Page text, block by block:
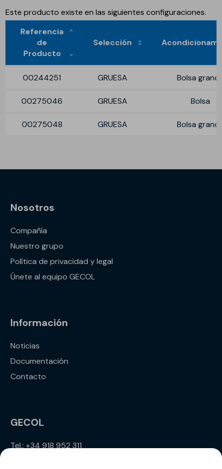
Este producto existe en las siguientes configuraciones.
Referencia
de
Producto
Selección
00244251 GRUESA Bolsa
00275046 GRUESA Bolsa
00275048 GRUESA Bolsa
Nosotros
Compañía
Nuestro grupo
Política de privacidad y legal
Únete al equipo GECOL
Información
Noticias
Documentación
Contacto
GECOL
Tel.: +34 918 952 311